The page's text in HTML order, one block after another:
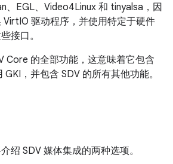
、EGL、Video4Linux 和 tinyalsa，因
驱动程序，并使用特定于硬件
接口。
Core 的全部功能，这意味着它包含
，并包含 SDV 的所有其他功能。
绍 SDV 媒体集成的两种选项。